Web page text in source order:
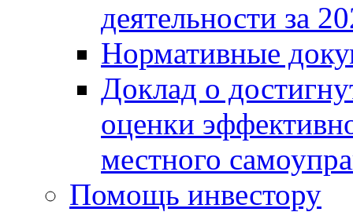
деятельности за
Нормативные
Доклад о
оценки
местного
Помощь инвестору